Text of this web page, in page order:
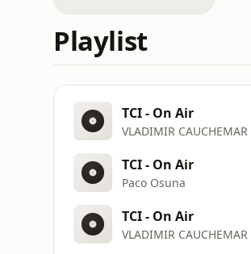
Playlist
TCI - On Air
VLADIMIR CAUCHEMAR
TCI - On Air
Paco Osuna
TCI - On Air
VLADIMIR CAUCHEMAR